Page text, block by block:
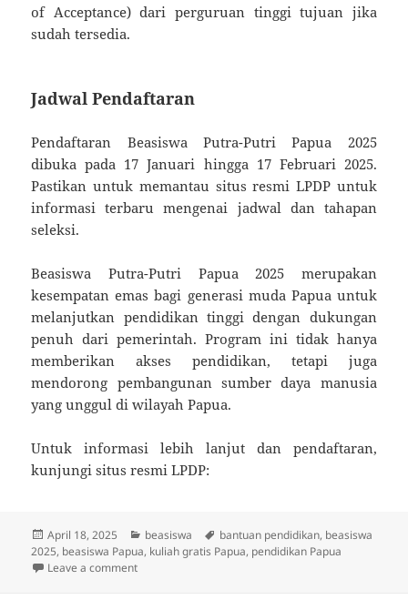
of Acceptance) dari perguruan tinggi tujuan jika
sudah tersedia.
Jadwal Pendaftaran
Pendaftaran Beasiswa Putra-Putri Papua 2025
dibuka pada 17 Januari hingga 17 Februari 2025.
Pastikan untuk memantau situs resmi LPDP untuk
informasi terbaru mengenai jadwal dan tahapan
seleksi.
Beasiswa Putra-Putri Papua 2025 merupakan
kesempatan emas bagi generasi muda Papua untuk
melanjutkan pendidikan tinggi dengan dukungan
penuh dari pemerintah. Program ini tidak hanya
memberikan akses pendidikan, tetapi juga
mendorong pembangunan sumber daya manusia
yang unggul di wilayah Papua.
Untuk informasi lebih lanjut dan pendaftaran,
kunjungi situs resmi LPDP:
Posted
on
April 18, 2025 Categories
beasiswa Tags
bantuan pendidikan, beasiswa
2025, beasiswa Papua, kuliah gratis Papua, pendidikan Papua
Leave a commenton Beasiswa 2025 Khusus Putra-Putri Papua untuk